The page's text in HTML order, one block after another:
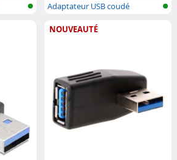
Adaptateur USB coudé
NOUVEAUTÉ